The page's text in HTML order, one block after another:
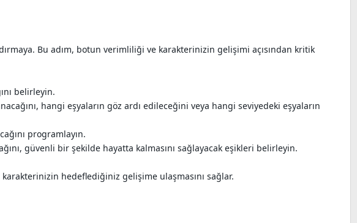
Bu adım, botun verimliliği ve karakterinizin gelişimi açısından kritik
belirleyin.
hangi eşyaların göz ardı edileceğini veya hangi seviyedeki eşyaların
programlayın.
güvenli bir şekilde hayatta kalmasını sağlayacak eşikleri belirleyin.
karakterinizin hedeflediğiniz gelişime ulaşmasını sağlar.